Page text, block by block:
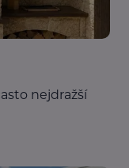
nejdražší